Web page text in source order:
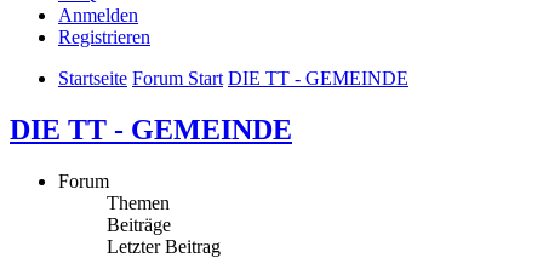
Anmelden
Registrieren
Startseite Forum Start DIE TT - GEMEINDE
DIE TT - GEMEINDE
Forum
Themen
Beiträge
Letzter Beitrag